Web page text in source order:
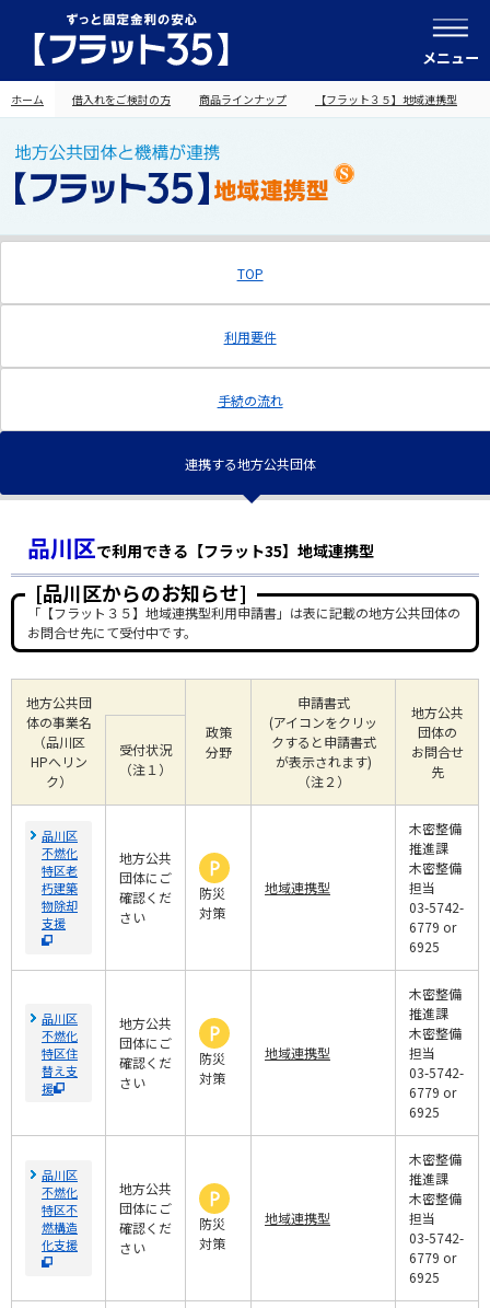
メニュー
ホーム 借入れをご検討の方 商品ラインナップ 【フラット３５】地域連携型
TOP
利用要件
手続の流れ
連携する地方公共団体
品川区で利用できる【フラット35】地域連携型
[品川区からのお知らせ]
「【フラット３５】地域連携型利用申請書」は表に記載の地方公共団体の
お問合せ先にて受付中です。
地方公共団
体の事業名
（品川区
HPへリン
ク）
政策
分野
申請書式
(アイコンをクリッ
クすると申請書式
が表示されます)
（注２）
地方公共
団体の
お問合せ
先
受付状況
（注１）
品川区
不燃化
特区老
朽建築
物除却
支援
地方公共
団体にご
確認くだ
さい
防災
対策
地域連携型
木密整備
推進課
木密整備
担当
03-5742-
6779 or
6925
品川区
不燃化
特区住
替え支
援
地方公共
団体にご
確認くだ
さい
防災
対策
地域連携型
木密整備
推進課
木密整備
担当
03-5742-
6779 or
6925
品川区
不燃化
特区不
燃構造
化支援
地方公共
団体にご
確認くだ
さい
防災
対策
地域連携型
木密整備
推進課
木密整備
担当
03-5742-
6779 or
6925